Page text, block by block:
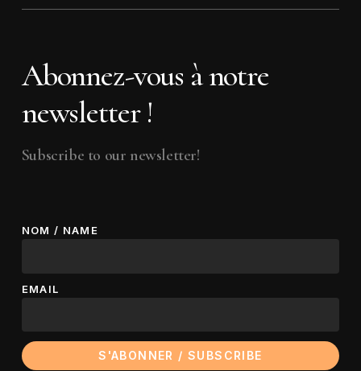
Abonnez-vous à notre
newsletter !
Subscribe to our newsletter!
NOM / NAME
EMAIL